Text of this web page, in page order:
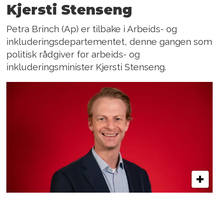
Kjersti Stenseng
Petra Brinch (Ap) er tilbake i Arbeids- og
inkluderingsdepartementet, denne gangen som
politisk rådgiver for arbeids- og
inkluderingsminister Kjersti Stenseng.